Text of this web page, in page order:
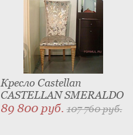
Кресло Castellan
CASTELLAN SMERALDO
89 800 руб.107 760 руб.